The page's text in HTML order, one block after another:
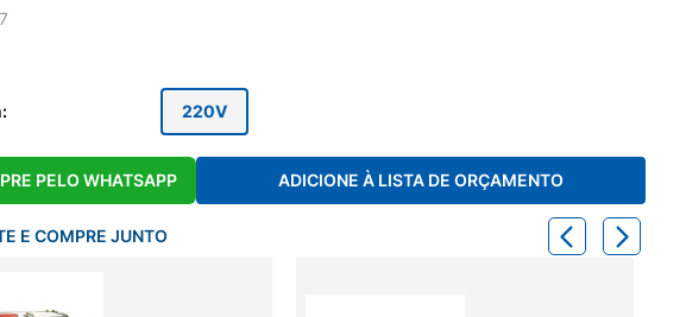
: 220V
PELO WHATSAPP ADICIONE À LISTA DE ORÇAMENTO
E COMPRE JUNTO